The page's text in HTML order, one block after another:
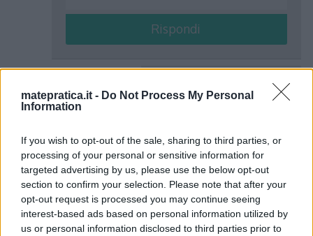
matepratica.it - Do Not Process My Personal
Information
If you wish to opt-out of the sale, sharing to third parties, or
processing of your personal or sensitive information for
targeted advertising by us, please use the below opt-out
section to confirm your selection. Please note that after your
opt-out request is processed you may continue seeing
interest-based ads based on personal information utilized by
us or personal information disclosed to third parties prior to
Rispondi
Albertha detto:
sicuro :)